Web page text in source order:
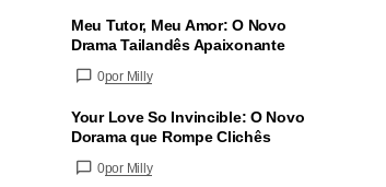
Meu Tutor, Meu Amor: O Novo
Drama Tailandês Apaixonante
0por Milly
Your Love So Invincible: O Novo
Dorama que Rompe Clichês
0por Milly